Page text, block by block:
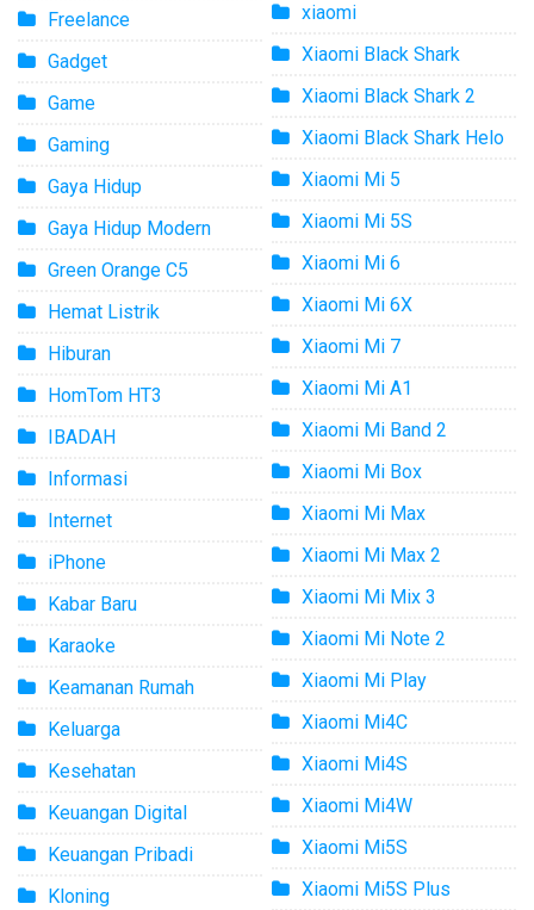
Freelance
Gadget
Game
Gaming
Gaya Hidup
Gaya Hidup Modern
Green Orange C5
Hemat Listrik
Hiburan
HomTom HT3
IBADAH
Informasi
Internet
iPhone
Kabar Baru
Karaoke
Keamanan Rumah
Keluarga
Kesehatan
Keuangan Digital
Keuangan Pribadi
Kloning
xiaomi
Xiaomi Black Shark
Xiaomi Black Shark 2
Xiaomi Black Shark Helo
Xiaomi Mi 5
Xiaomi Mi 5S
Xiaomi Mi 6
Xiaomi Mi 6X
Xiaomi Mi 7
Xiaomi Mi A1
Xiaomi Mi Band 2
Xiaomi Mi Box
Xiaomi Mi Max
Xiaomi Mi Max 2
Xiaomi Mi Mix 3
Xiaomi Mi Note 2
Xiaomi Mi Play
Xiaomi Mi4C
Xiaomi Mi4S
Xiaomi Mi4W
Xiaomi Mi5S
Xiaomi Mi5S Plus